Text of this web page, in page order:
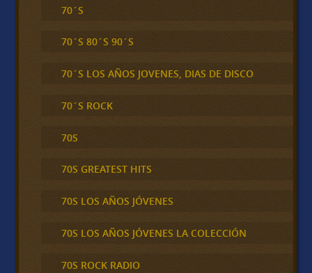
70´S
70´S 80´S 90´S
70´S LOS AÑOS JOVENES, DIAS DE DISCO
70´S ROCK
70S
70S GREATEST HITS
70S LOS AÑOS JÓVENES
70S LOS AÑOS JÓVENES LA COLECCIÓN
70S ROCK RADIO